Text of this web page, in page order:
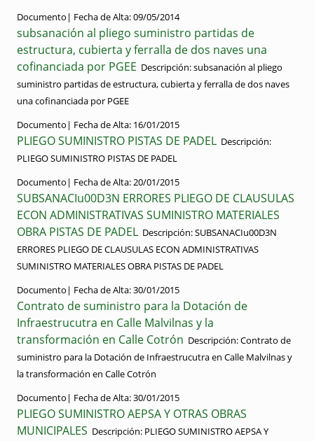
Documento| Fecha de Alta:09/05/2014
subsanación al pliego suministro partidas de
estructura, cubierta y ferralla de dos naves una
cofinanciada por PGEE Descripción:subsanación al pliego
suministro partidas de estructura, cubierta y ferralla de dos naves
una cofinanciada por PGEE
Documento| Fecha de Alta: 16/01/2015
PLIEGO SUMINISTRO PISTAS DE PADEL Descripción:
PLIEGO SUMINISTRO PISTAS DE PADEL
Documento| Fecha de Alta:20/01/2015
SUBSANACIu00D3N ERRORES PLIEGO DE CLAUSULAS
ECON ADMINISTRATIVAS SUMINISTRO MATERIALES
OBRA PISTAS DE PADEL Descripción:SUBSANACIu00D3N
ERRORES PLIEGO DE CLAUSULAS ECON ADMINISTRATIVAS
SUMINISTRO MATERIALES OBRA PISTAS DE PADEL
Documento| Fecha de Alta:30/01/2015
Contrato de suministro para la Dotación de
Infraestrucutra en Calle Malvilnas y la
transformación en Calle Cotrón Descripción:Contrato de
suministro para la Dotación de Infraestrucutra en Calle Malvilnas y
la transformación en Calle Cotrón
Documento| Fecha de Alta:30/01/2015
PLIEGO SUMINISTRO AEPSA Y OTRAS OBRAS
MUNICIPALES Descripción: PLIEGO SUMINISTRO AEPSA Y